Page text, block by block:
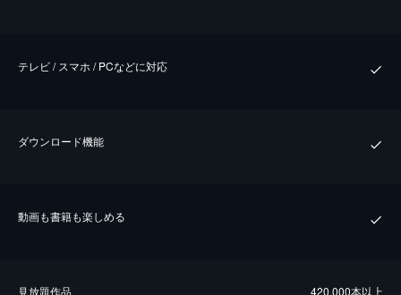
テレビ / スマホ / PCなどに対応
ダウンロード機能
動画も書籍も楽しめる
⾒放題作品 420,000本以上